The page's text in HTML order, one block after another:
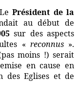
LePrésident de la
au début de
sur des aspects
« reconnus».
moins !) serait
en cause en
des Eglises et de